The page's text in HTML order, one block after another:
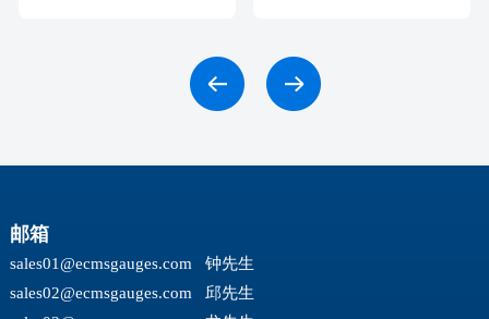
邮箱
sales01@ecmsgauges.com钟先生
sales02@ecmsgauges.com邱先生